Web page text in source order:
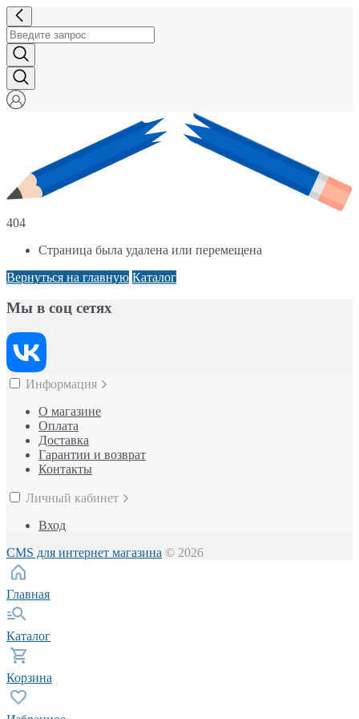
404
Страница была удалена или перемещена
Вернуться на главную Каталог
Мы в соц сетях
Информация
О магазине
Оплата
Доставка
Гарантии и возврат
Контакты
Личный кабинет
Вход
CMS для интернет магазина © 2026
Главная
Каталог
Корзина